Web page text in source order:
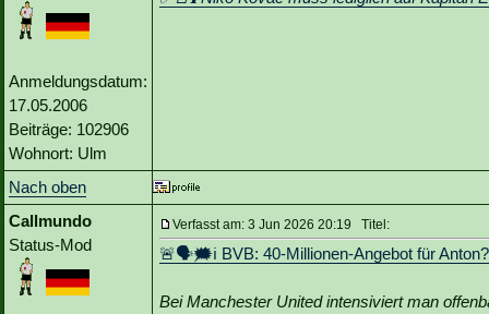
Anmeldungsdatum:
17.05.2006
Beiträge: 102906
Wohnort: Ulm
Nach oben
Callmundo
Status-Mod
Verfasst am: 3 Jun 2026 20:19 Titel:
🚨🗣🗯️ℹ️ BVB: 40-Millionen-Angebot für Anton?
Bei Manchester United intensiviert man